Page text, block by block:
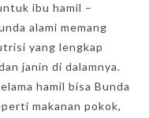
ibu hamil –
alami memang
yang lengkap
janin di dalamnya.
hamil bisa Bunda
makanan pokok,